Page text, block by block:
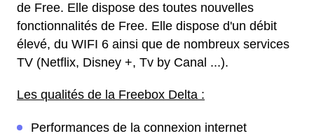
de Free. Elle dispose des toutes nouvelles
fonctionnalités de Free. Elle dispose d'un débit
élevé, du WIFI 6 ainsi que de nombreux services
TV (Netflix, Disney +, Tv by Canal ...).
Les qualités de la Freebox Delta :
Performances de la connexion internet